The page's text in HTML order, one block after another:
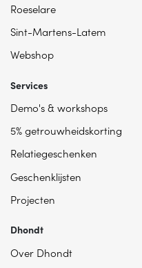
Roeselare
Sint-Martens-Latem
Webshop
Services
Demo's & workshops
5% getrouwheidskorting
Relatiegeschenken
Geschenklijsten
Projecten
Dhondt
Over Dhondt